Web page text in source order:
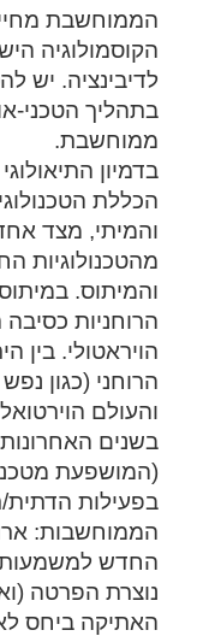
הממוחשבת
הקוסמולוגיה
לדיבינציה. יש
בתהליך הטכני-
ממוחשבת.
בדמיון
הכללת
והמיתי, מצד
מהטכנולוגיות
והמיתוס.
הרוחניות
הויראטולי. בין
הרוחני (כגון
והעולם
בשנים
(המושפעת
בפעילות
הממוחשבות:
החדש למשמעות
נוצרת הפרטה
האתיקה ביחס